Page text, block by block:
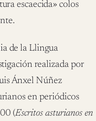
escaecida» colos
de la Llingua
realizada por
Ánxel Núñez
en periódicos
(Escritos asturianos en